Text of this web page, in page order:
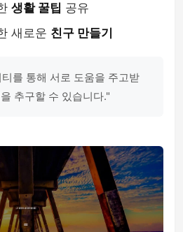
생활 꿀팁 공유
새로운 친구 만들기
를 통해 서로 도움을 주고받
추구할 수 있습니다."